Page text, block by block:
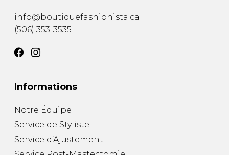
info@boutiquefashionista.ca
(506) 353-3535
Informations
Notre Équipe
Service de Styliste
Service d’Ajustement